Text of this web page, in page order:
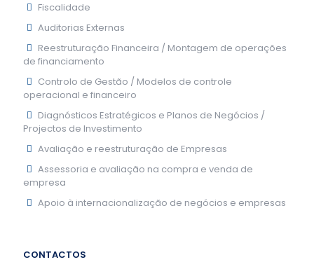
Fiscalidade
Auditorias Externas
Reestruturação Financeira / Montagem de operações
de financiamento
Controlo de Gestão / Modelos de controle
operacional e financeiro
Diagnósticos Estratégicos e Planos de Negócios /
Projectos de Investimento
Avaliação e reestruturação de Empresas
Assessoria e avaliação na compra e venda de
empresa
Apoio à internacionalização de negócios e empresas
CONTACTOS